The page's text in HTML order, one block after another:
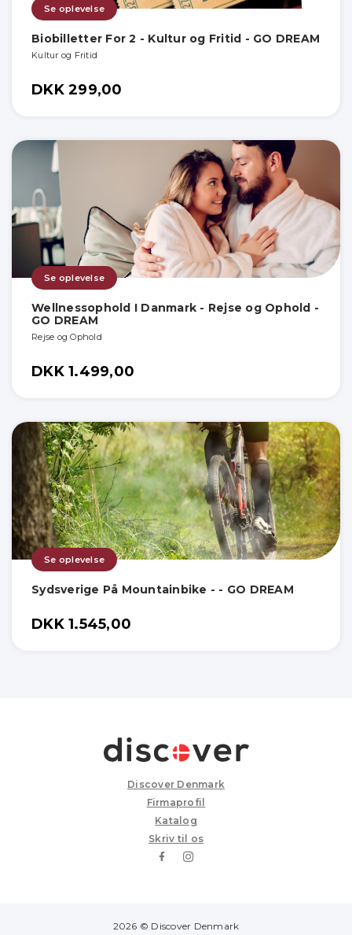
Se oplevelse
Biobilletter For 2 - Kultur og Fritid - GO DREAM
Kultur og Fritid
DKK 299,00
Se oplevelse
Wellnessophold I Danmark - Rejse og Ophold -
GO DREAM
Rejse og Ophold
DKK 1.499,00
Se oplevelse
Sydsverige På Mountainbike - - GO DREAM
DKK 1.545,00
Discover Denmark
Firmaprofil
Katalog
Skriv til os
2026 © Discover Denmark